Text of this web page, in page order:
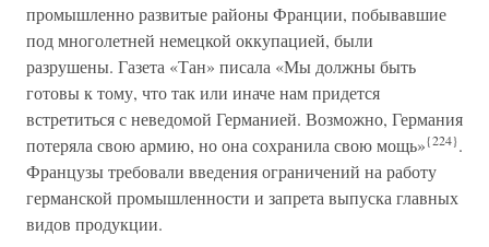
промышленно развитые районы Франции, побывавшие
под многолетней немецкой оккупацией, были
разрушены. Газета «Тан» писала «Мы должны быть
готовы к тому, что так или иначе нам придется
встретиться с неведомой Германией. Возможно, Германия
потеряла свою армию, но она сохранила свою мощь»{224}.
Французы требовали введения ограничений на работу
германской промышленности и запрета выпуска главных
видов продукции.